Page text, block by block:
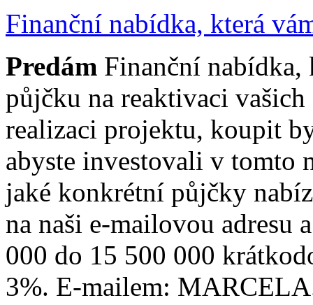
Finanční nabídka, která
Predám Finanční nabídka,
půjčku na reaktivaci
realizaci projektu, koupit
abyste investovali v tomto
jaké konkrétní půjčky
na naši e-mailovou adresu
000 do 15 500 000
3%. E-mailem: